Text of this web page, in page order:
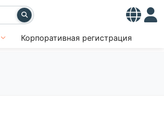
Корпоративная регистрация